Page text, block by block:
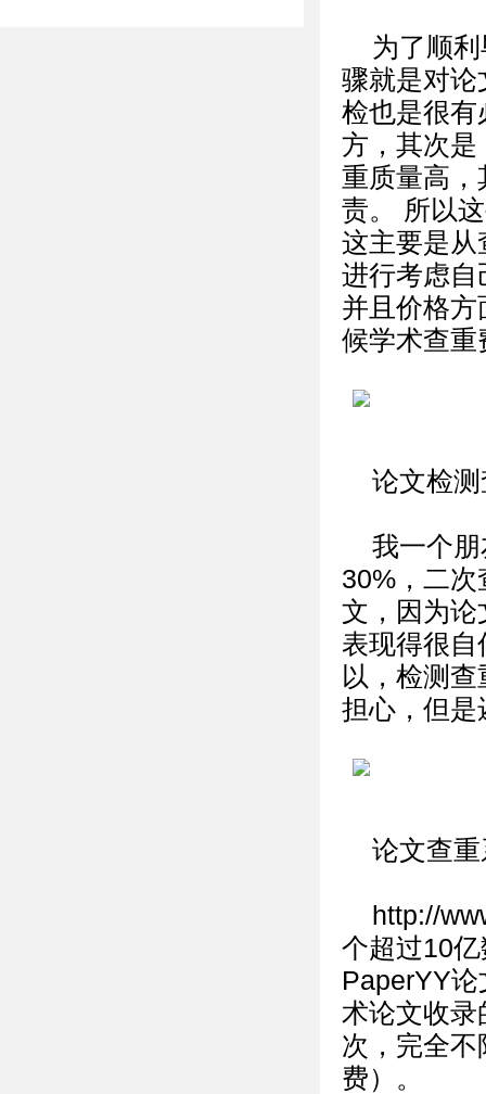
为了顺
骤就是对论
检也是很有
方，其次是
重质量高，
责。 所以
这主要是从
进行考虑自
并且价格
候学术查重
论文检
我一个
30%，二
文，因为论
表现得很自
以，检测
担心，但是
论文查
http://
个超过10
PaperYY
术论文收
次，完全
费）。